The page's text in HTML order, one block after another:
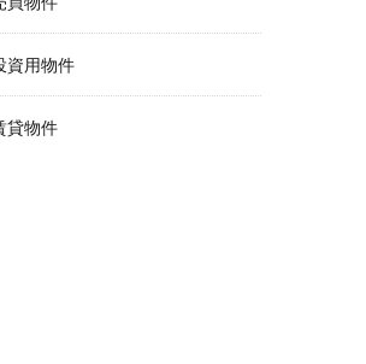
資用物件
貸物件